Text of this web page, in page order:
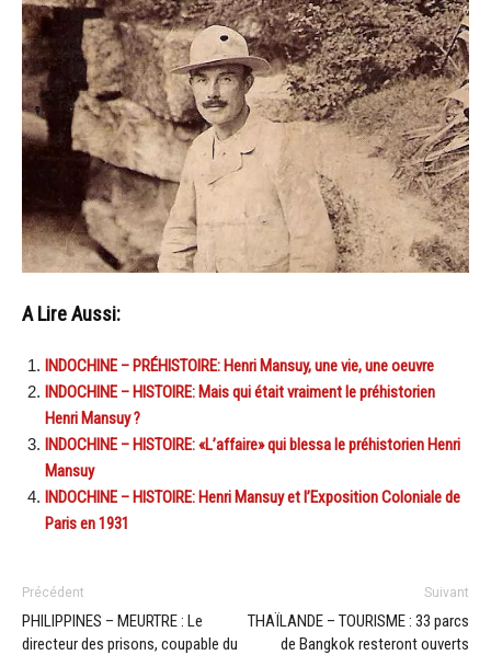
A Lire Aussi:
INDOCHINE – PRÉHISTOIRE: Henri Mansuy, une vie, une oeuvre
INDOCHINE – HISTOIRE: Mais qui était vraiment le préhistorien
Henri Mansuy ?
INDOCHINE – HISTOIRE: «L’affaire» qui blessa le préhistorien Henri
Mansuy
INDOCHINE – HISTOIRE: Henri Mansuy et l’Exposition Coloniale de
Paris en 1931
Précédent
PHILIPPINES – MEURTRE : Le
directeur des prisons, coupable du
Suivant
THAÏLANDE – TOURISME : 33 parcs
de Bangkok resteront ouverts